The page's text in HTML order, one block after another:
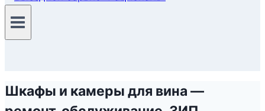
Шкафы и камеры для вина —